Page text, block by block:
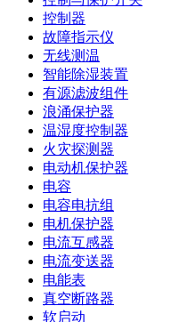
控制器
故障指示仪
无线测温
智能除湿装置
有源滤波组件
浪涌保护器
温湿度控制器
火灾探测器
电动机保护器
电容
电容电抗组
电机保护器
电流互感器
电流变送器
电能表
真空断路器
软启动